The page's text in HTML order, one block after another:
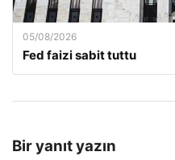
05/08/2026
Fed faizi sabit tuttu
Bir yanıt yazın